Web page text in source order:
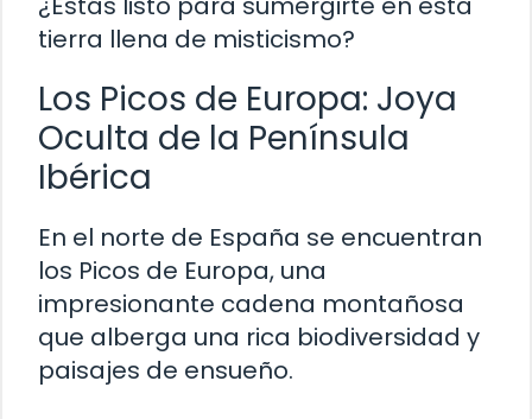
tierra llena de misticismo?
Los Picos de Europa: Joya
Oculta de la Península
Ibérica
En el norte de España se encuentran
los Picos de Europa, una
impresionante cadena montañosa
que alberga una rica biodiversidad y
paisajes de ensueño.